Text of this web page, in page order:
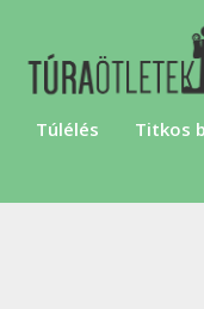
Túlélés Titkos